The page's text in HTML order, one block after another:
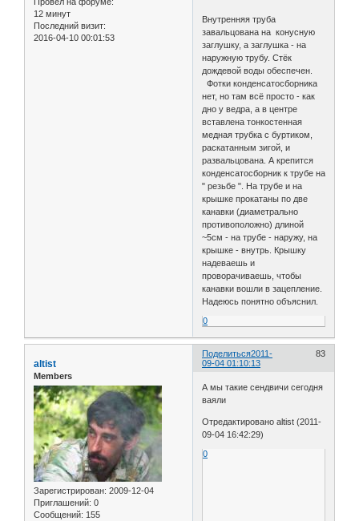
12 минут
Последний визит:
2016-04-10 00:01:53
Внутренняя труба
завальцована на конусную
заглушку, а заглушка - на
наружную трубу. Стёк
дождевой воды обеспечен.
Фотки конденсатосборника
нет, но там всё просто - как
дно у ведра, а в центре
вставлена тонкостенная
медная трубка с буртиком,
раскатанным зигой, и
развальцована. А крепится
конденсатосборник к трубе на
" резьбе ". На трубе и на
крышке прокатаны по две
канавки (диаметрально
противоположно) длиной
~5см - на трубе - наружу, на
крышке - внутрь. Крышку
надеваешь и
проворачиваешь, чтобы
канавки вошли в зацепление.
Надеюсь понятно объяснил.
0
Поделиться 83
2011-
09-04 01:10:13
altist
Members
Зарегистрирован: 2009-12-04
Приглашений: 0
Сообщений: 155
А мы такие сендвичи сегодня
ваяли
Отредактировано altist (2011-
09-04 16:42:29)
0